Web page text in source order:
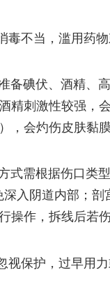
毒不当，滥用药
备碘伏、酒精、
精刺激性较强，
，会灼伤皮肤黏
式需根据伤口类
入阴道内部；
操作，拆线后若
视保护，过早用